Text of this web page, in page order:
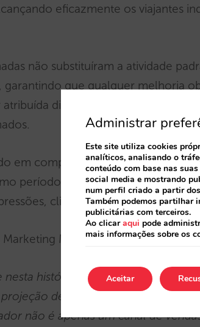
eficazmente os viajantes
não substituíram a atividade
que qualquer melhoria
diretamente ao impacto
em comparação com as métricas
período, demonstrando
cliques, reservas, receitas e
Manager for Latam:
história de sucesso: a estratégia
de crescimento da ATELIER
não é apenas um canal de
Administrar
Este site utiliza cookies
analíticos, analisando o
conteúdo com base nas
social media e mostrando
num perfil criado a partir
Também podemos partilhar
publicitárias com terceiros.
Ao clicaraqui pode
mais informações sobre os
Aceitar